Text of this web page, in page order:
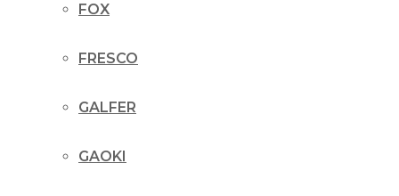
FOX
FRESCO
GALFER
GAOKI